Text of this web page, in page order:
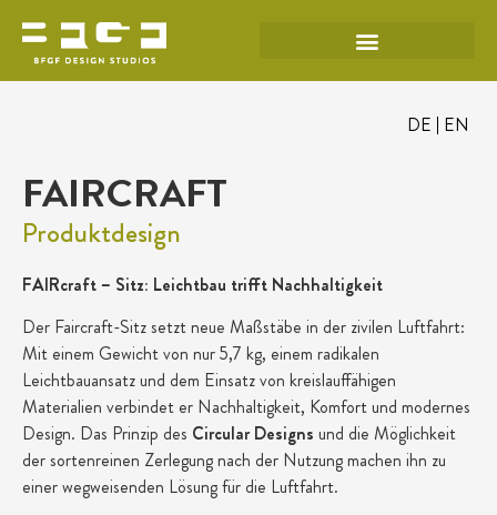
DE EN
FAIRCRAFT
Produktdesign
FAIRcraft – Sitz: Leichtbau trifft Nachhaltigkeit
Der Faircraft-Sitz setzt neue Maßstäbe in der zivilen Luftfahrt:
Mit einem Gewicht von nur 5,7 kg, einem radikalen
Leichtbauansatz und dem Einsatz von kreislauffähigen
Materialien verbindet er Nachhaltigkeit, Komfort und modernes
Design. Das Prinzip des Circular Designs und die Möglichkeit
der sortenreinen Zerlegung nach der Nutzung machen ihn zu
einer wegweisenden Lösung für die Luftfahrt.